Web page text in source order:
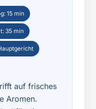
15 min
35 min
auf frisches
Aromen.